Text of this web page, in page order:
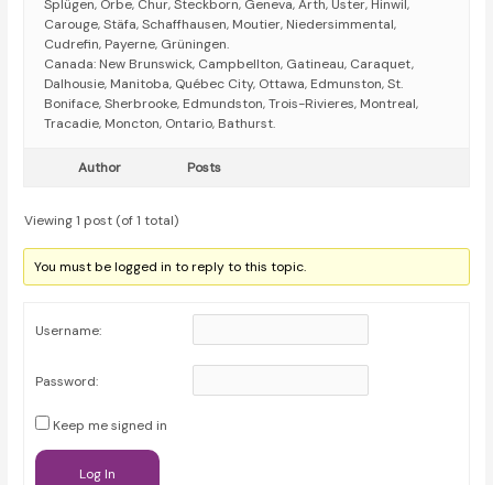
Splügen, Orbe, Chur, Steckborn, Geneva, Arth, Uster, Hinwil,
Carouge, Stäfa, Schaffhausen, Moutier, Niedersimmental,
Cudrefin, Payerne, Grüningen.
Canada: New Brunswick, Campbellton, Gatineau, Caraquet,
Dalhousie, Manitoba, Québec City, Ottawa, Edmunston, St.
Boniface, Sherbrooke, Edmundston, Trois-Rivieres, Montreal,
Tracadie, Moncton, Ontario, Bathurst.
Author Posts
Viewing 1 post (of 1 total)
You must be logged in to reply to this topic.
Username:
Password:
Keep me signed in
Log In